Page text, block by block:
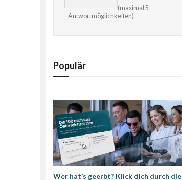
(maximal 5
Antwortmöglichkeiten)
Populär
Wer hat’s geerbt? Klick dich durch die